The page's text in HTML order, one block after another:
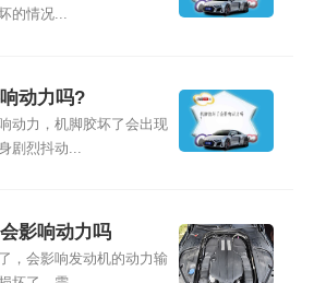
的情况...
动力吗?
动力，机脚胶坏了会出现
剧烈抖动...
影响动力吗
，会影响发动机的动力输